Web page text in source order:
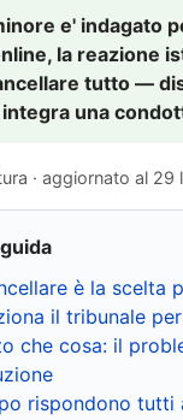
e' indagato
la reazione
tutto —
una
· aggiornato al 29
è la scelta
il tribunale
che cosa: il
rispondono tutti